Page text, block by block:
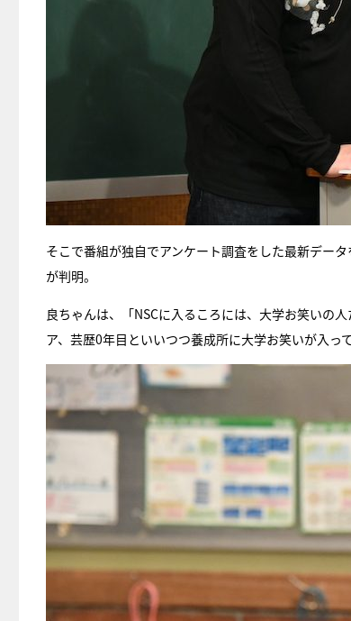
そこで番組が独自でアンケート調査をした最新デー
が判明。
良ちゃんは、「NSCに入るころには、大学お笑いの
ア、芸歴0年目といいつつ養成所に大学お笑いが入っ